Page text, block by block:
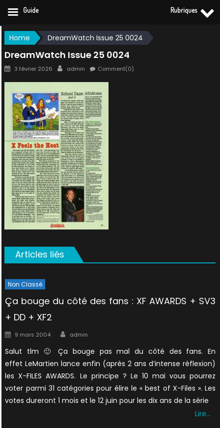
Skip
to
content
Home DreamWatch Issue 25 0024
DreamWatch Issue 25 0024
Posted
3 février 2026 Author
admin Comment(0)
Articles liés
Non Classé
Ça bouge du côté des fans : XF AWARDS + SV3
+ DD + XF2
Posted
9 mars 2004 Author
admin
Salut tlm 🙂 Ça bouge pas mal du côté des fans. En
effet LeMartien lance enfin (après 2 ans d’intense réflexion)
les X-FILES AWARDS. Le principe ? Le 10 mai vous pourrez
voter parmi 31 catégories pour élire le « best of X-Files ». Les
votes dureront 1 mois et le 12 juin pour les dix ans de la série
Lire…
Guide Rubriques